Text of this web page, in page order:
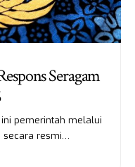
Seragam
pemerintah melalui
secara resmi…